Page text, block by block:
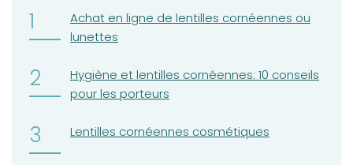
(opens in a new tab)
Achat en ligne de lentilles cornéennes ou
lunettes
(opens in a new tab)
Hygiène et lentilles cornéennes: 10 conseils
pour les porteurs
(opens in a new tab)
Lentilles cornéennes cosmétiques